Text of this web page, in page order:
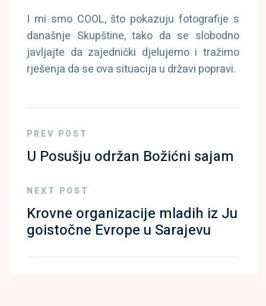
I mi smo COOL, što pokazuju fotografije s
današnje Skupštine, tako da se slobodno
javljajte da zajednički djelujemo i tražimo
rješenja da se ova situacija u državi popravi.
PREV POST
U Posušju održan Božićni sajam
NEXT POST
Krovne organizacije mladih iz Ju
goistočne Evrope u Sarajevu